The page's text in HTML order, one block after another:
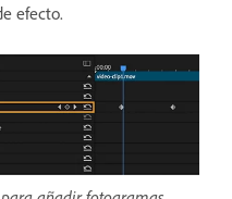
efecto.